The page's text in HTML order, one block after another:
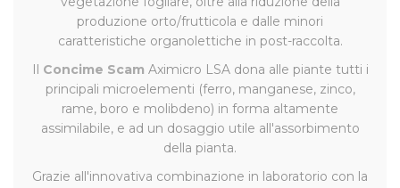
produzione orto/frutticola e dalle minori
caratteristiche organolettiche in post-raccolta.
Il Concime Scam Aximicro LSA dona alle piante tutti i
principali microelementi (ferro, manganese, zinco,
rame, boro e molibdeno) in forma altamente
assimilabile, e ad un dosaggio utile all'assorbimento
della pianta.
Grazie all'innovativa combinazione in laboratorio con la